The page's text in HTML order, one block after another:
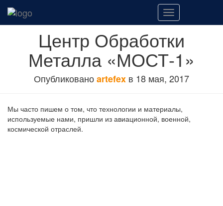
Переключить
Центр Обработки
Металла «МОСТ-1»
Опубликованоartefex в 18 мая, 2017
Мы часто пишем о том, что технологии и материалы,
используемые нами, пришли из авиационной, военной,
космической отраслей.